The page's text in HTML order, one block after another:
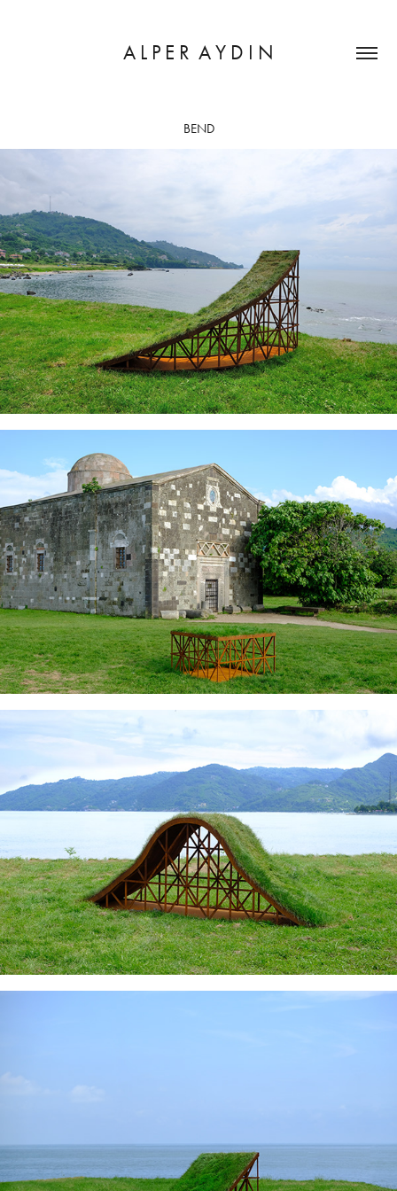
A L P E R  A Y D I N
BEND